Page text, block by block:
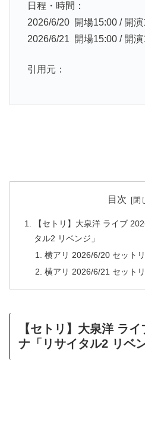
日程・時間：
2026/6/20 開場15:00 / 開演
2026/6/21 開場15:00 / 開演
引用元：
目次
【セトリ】大泉洋 ライブ
タル2 リベンジ」
横アリ 2026/6/20 セット
横アリ 2026/6/21 セット
【セトリ】大泉洋 ラ
ナ「リサイタル2 リベン